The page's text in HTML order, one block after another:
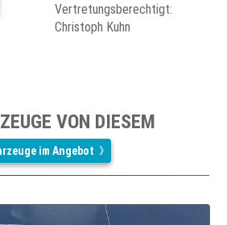
Vertretungsberechtigt:
Christoph Kuhn
VON DIESEM
im Angebot